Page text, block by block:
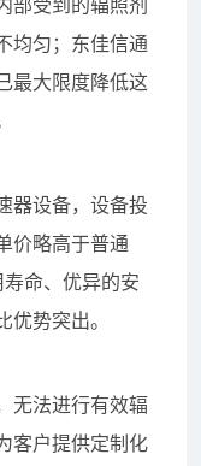
部受到的辐照剂
均匀；东佳信通
最大限度降低这
器设备，设备投
价略高于普通
命、优异的安
势突出。
无法进行有效辐
客户提供定制化